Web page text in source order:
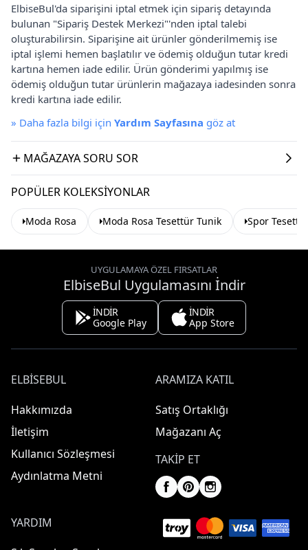
ElbiseBul'da siparişini iptal etmek için sipariş detayında
bulunan "Sipariş Destek Merkezi"'nden iptal talebi
oluşturabilirsin. Siparişine ait ürünler gönderilmemiş ise
iptal işlemi hemen başlatılır ve ödemiş olduğun tutar kredi
kartına hemen iade edilir. Ürün gönderimi yapılmış ise
ödemiş olduğun tutar ürünlerin mağazaya iadesinden sonra
kredi kartına iade edilir.
» Daha fazla bilgi için Yardım Sayfasına göz at
MAĞAZAYA SORU SOR
POPÜLER KOLEKSIYONLAR
Moda Rosa Moda Rosa Tesettür Tunik Spor
UYGULAMAYA ÖZEL FIRSATLAR
ElbiseBul Uygulamasını İndir
İNDİR
Google Play
İNDİR
App Store
ELBISEBUL
Hakkımızda
İletişim
Kullanıcı Sözleşmesi
Aydınlatma Metni
ARAMIZA KATIL
Satış Ortaklığı
Mağazanı Aç
TAKIP ET
YARDIM